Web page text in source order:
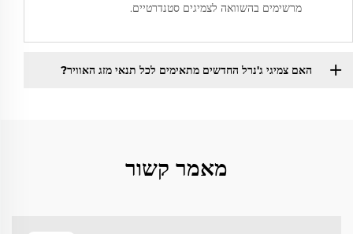
מרשימים בהשוואה לצמיגים סטנדרטיים.
האם צמיגי ג'נרל החדשים מתאימים לכל תנאי מזג האוויר?
מאמר קשור